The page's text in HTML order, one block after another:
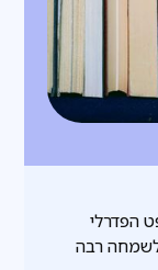
הפדרלי
רבה